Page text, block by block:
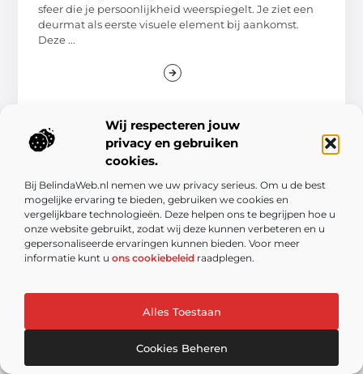
Wij respecteren jouw
privacy en gebruiken
cookies.
Bij BelindaWeb.nl nemen we uw privacy serieus. Om u de best
mogelijke ervaring te bieden, gebruiken we cookies en
vergelijkbare technologieën. Deze helpen ons te begrijpen hoe u
onze website gebruikt, zodat wij deze kunnen verbeteren en u
gepersonaliseerde ervaringen kunnen bieden. Voor meer
informatie kunt u ons cookiebeleid raadplegen.
Alles Toestaan
Cookies Beheren
sfeer die je persoonlijkheid weerspiegelt. Je ziet een
deurmat als eerste visuele element bij aankomst.
Deze ...
Ontdek boeiende blogs en artikelen over alles wat jouw
Bericht categorie